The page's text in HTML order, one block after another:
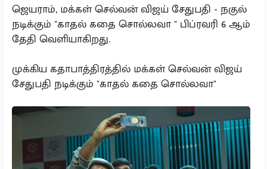
ஜெயராம், மக்கள் செல்வன் விஜய் சேதுபதி - நகுல்
நடிக்கும் "காதல் கதை சொல்லவா " பிப்ரவரி 6 ஆம்
தேதி வெளியாகிறது.
முக்கிய கதாபாத்திரத்தில் மக்கள் செல்வன் விஜய்
சேதுபதி நடிக்கும் "காதல் கதை சொல்லவா"